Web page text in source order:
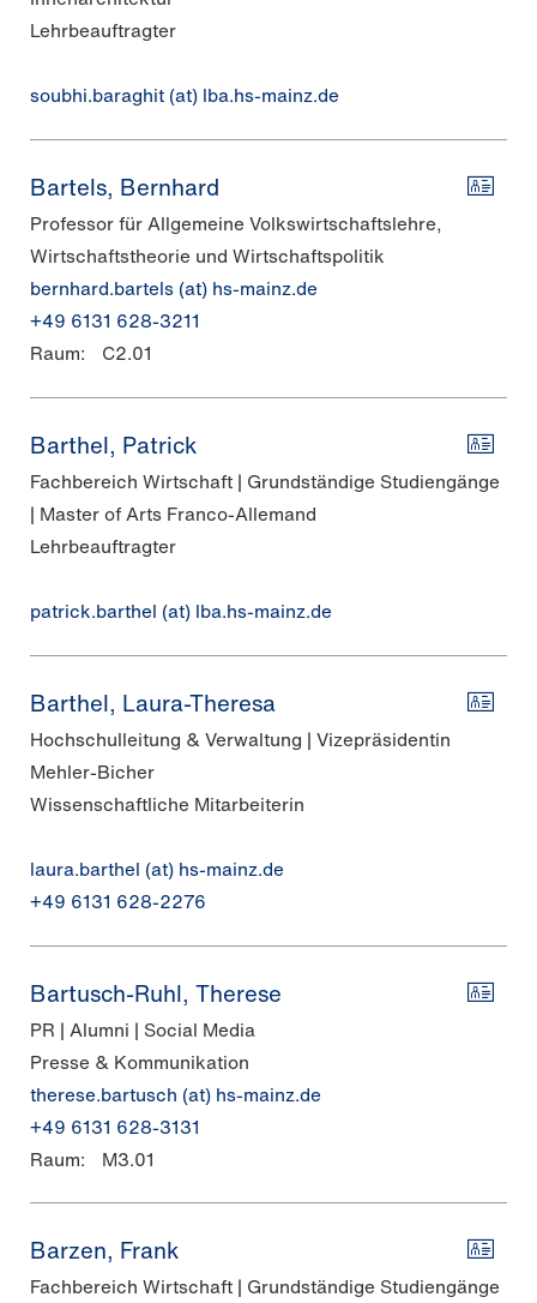
Lehrbeauftragter
soubhi.baraghit (at) lba.hs-mainz.de
Bartels, Bernhard
Professor für Allgemeine Volkswirtschaftslehre,
Wirtschaftstheorie und Wirtschaftspolitik
bernhard.bartels (at) hs-mainz.de
+49 6131 628-3211
Raum:
C2.01
Barthel, Patrick
Fachbereich Wirtschaft | Grundständige Studiengänge
| Master of Arts Franco-Allemand
Lehrbeauftragter
patrick.barthel (at) lba.hs-mainz.de
Barthel, Laura-Theresa
Hochschulleitung & Verwaltung | Vizepräsidentin
Mehler-Bicher
Wissenschaftliche Mitarbeiterin
laura.barthel (at) hs-mainz.de
+49 6131 628-2276
Bartusch-Ruhl, Therese
PR | Alumni | Social Media
Presse & Kommunikation
therese.bartusch (at) hs-mainz.de
+49 6131 628-3131
Raum:
M3.01
Barzen, Frank
Fachbereich Wirtschaft | Grundständige Studiengänge